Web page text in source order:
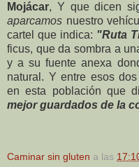
Mojácar, Y que dicen
aparcamos nuestro
cartel que indica: "Ruta
ficus, que da sombra a
y a su fuente anexa
natural. Y entre esos
en esta población que
mejor guardados de la
Caminar sin gluten a las